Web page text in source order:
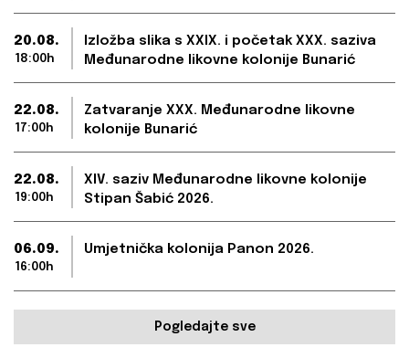
20.08.
18:00h
Izložba slika s XXIX. i početak XXX. saziva
Međunarodne likovne kolonije Bunarić
22.08.
17:00h
Zatvaranje XXX. Međunarodne likovne
kolonije Bunarić
22.08.
19:00h
XIV. saziv Međunarodne likovne kolonije
Stipan Šabić 2026.
06.09.
16:00h
Umjetnička kolonija Panon 2026.
Pogledajte sve